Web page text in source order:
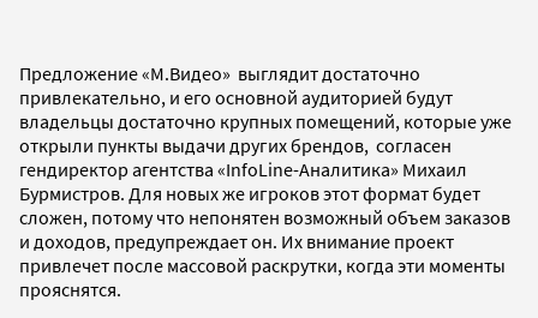
Предложение «М.Видео» выглядит достаточно
привлекательно, и его основной аудиторией будут
владельцы достаточно крупных помещений, которые уже
открыли пункты выдачи других брендов, согласен
гендиректор агентства «InfoLine-Аналитика» Михаил
Бурмистров. Для новых же игроков этот формат будет
сложен, потому что непонятен возможный объем заказов
и доходов, предупреждает он. Их внимание проект
привлечет после массовой раскрутки, когда эти моменты
прояснятся.